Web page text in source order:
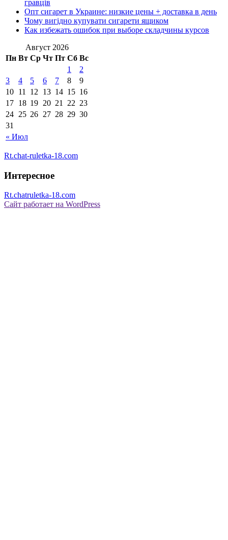
гравців
Опт сигарет в Украине: низкие цены + доставка в день
Чому вигідно купувати сигарети ящиком
Как избежать ошибок при выборе складчины курсов
Август 2026
Пн Вт Ср Чт Пт Сб Вс
« Июл
1
2
3
4 5 6 7 8
9
10 11 12 13 14 15 16
17 18 19 20 21 22 23
24 25 26 27 28 29 30
31
Rt.chat-ruletka-18.com
Интересное
Rt.chatruletka-18.com
Сайт работает на WordPress